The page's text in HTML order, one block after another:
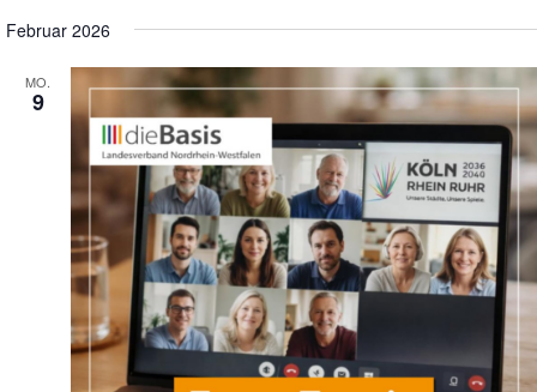
Februar 2026
MO.
9